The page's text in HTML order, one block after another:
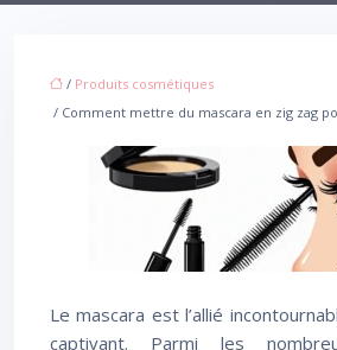
/ Produits cosmétiques
/ Comment mettre du mascara en zig zag
Le mascara est l’allié
captivant. Parmi les